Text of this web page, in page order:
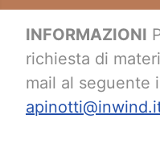
INFORMAZIONI
richiesta di
mail al seguente